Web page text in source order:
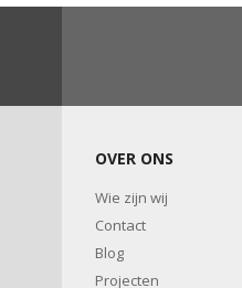
OVER ONS
Wie zijn wij
Contact
Blog
Projecten